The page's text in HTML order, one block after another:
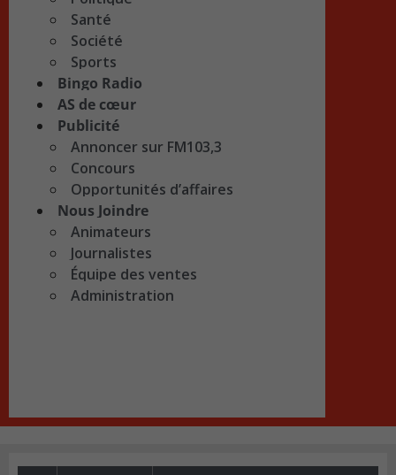
Santé
Société
Sports
Bingo Radio
AS de cœur
Publicité
Annoncer sur FM103,3
Concours
Opportunités d’affaires
Nous Joindre
Animateurs
Journalistes
Équipe des ventes
Administration